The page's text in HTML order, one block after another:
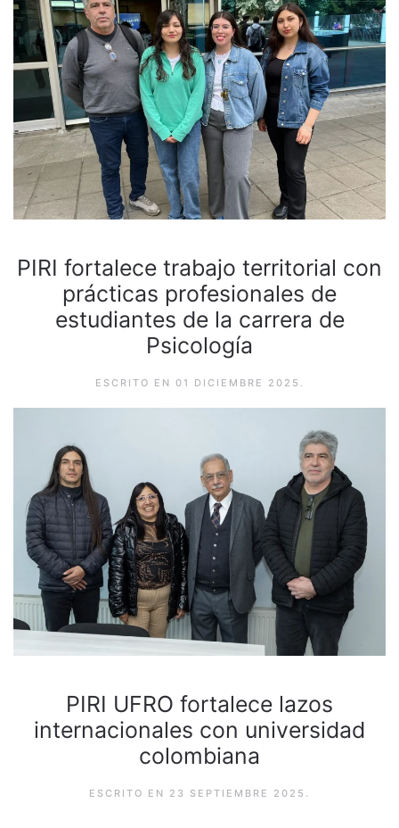
PIRI fortalece trabajo territorial con
prácticas profesionales de
estudiantes de la carrera de
Psicología
ESCRITO EN 01 DICIEMBRE 2025 .
PIRI UFRO fortalece lazos
internacionales con universidad
colombiana
ESCRITO EN 23 SEPTIEMBRE 2025 .